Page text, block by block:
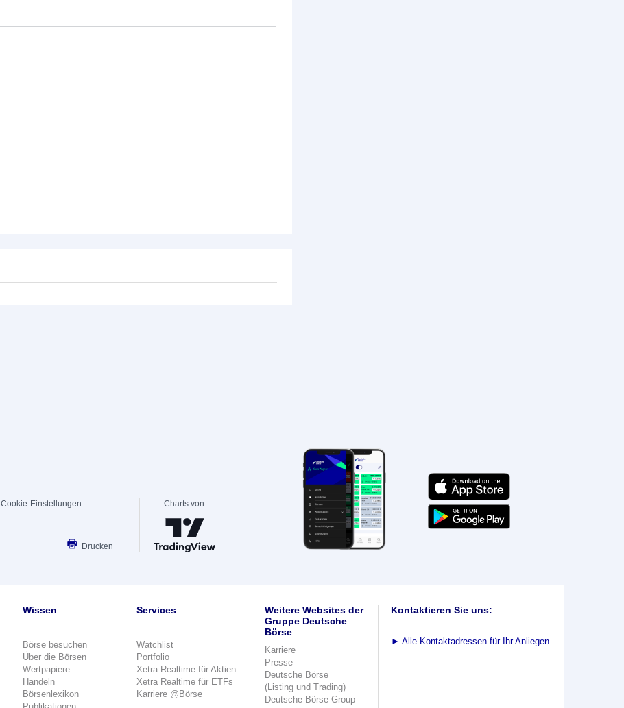
Cookie-Einstellungen
Drucken
Charts von
Wissen
Börse besuchen
Über die Börsen
Wertpapiere
Handeln
Börsenlexikon
Services
Watchlist
Portfolio
Xetra Realtime für Aktien
Xetra Realtime für ETFs
Karriere @Börse
Weitere Websites der
Gruppe Deutsche
Börse
Karriere
Presse
Deutsche Börse
(Listing und Trading)
Deutsche Börse Group
Kontaktieren Sie uns:
► Alle Kontaktadressen für Ihr Anliegen